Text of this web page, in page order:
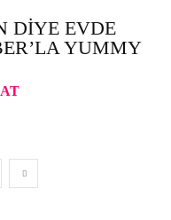
DIYE EVDE
YUMMY